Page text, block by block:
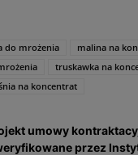
do mrożenia
malina na
truskawka na
na koncentrat
umowy
przez